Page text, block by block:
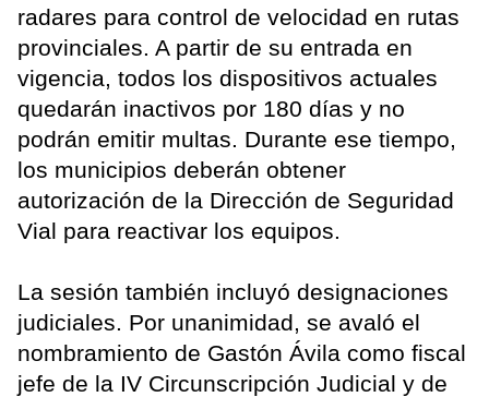
radares para control de velocidad en rutas
provinciales. A partir de su entrada en
vigencia, todos los dispositivos actuales
quedarán inactivos por 180 días y no
podrán emitir multas. Durante ese tiempo,
los municipios deberán obtener
autorización de la Dirección de Seguridad
Vial para reactivar los equipos.
La sesión también incluyó designaciones
judiciales. Por unanimidad, se avaló el
nombramiento de Gastón Ávila como fiscal
jefe de la IV Circunscripción Judicial y de